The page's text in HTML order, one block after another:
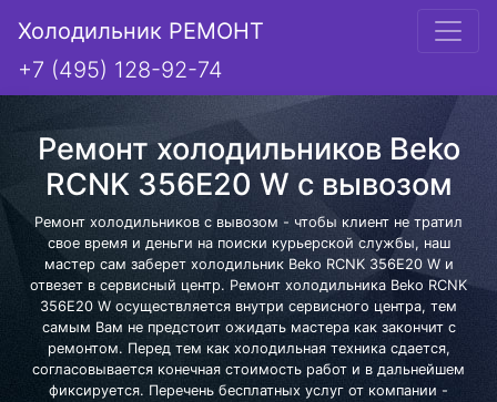
Холодильник РЕМОНТ
+7 (495) 128-92-74
Ремонт холодильников Beko
RCNK 356E20 W с вывозом
Ремонт холодильников с вывозом - чтобы клиент не тратил
свое время и деньги на поиски курьерской службы, наш
мастер сам заберет холодильник Beko RCNK 356E20 W и
отвезет в сервисный центр. Ремонт холодильника Beko RCNK
356E20 W осуществляется внутри сервисного центра, тем
самым Вам не предстоит ожидать мастера как закончит с
ремонтом. Перед тем как холодильная техника сдается,
согласовывается конечная стоимость работ и в дальнейшем
фиксируется. Перечень бесплатных услуг от компании -